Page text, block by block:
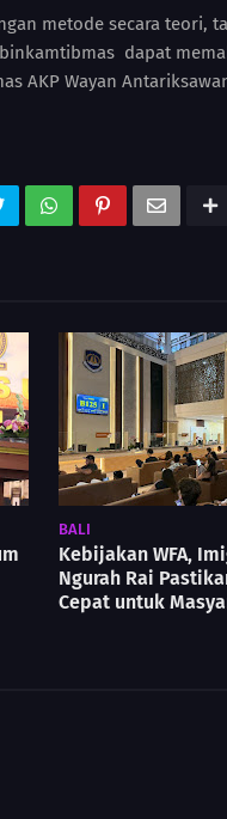
metode secara teori,
dapat
AKP Wayan
BALI
Kebijakan WFA,
Ngurah Rai
Cepat untuk